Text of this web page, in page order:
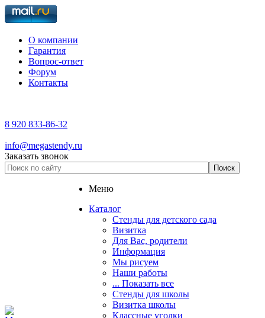
О компании
Гарантия
Вопрос-ответ
Форум
Контакты
8 920 833-86-32
info@megastendy.ru
Заказать звонок
Меню
Каталог
Стенды для детского сада
Визитка
Для Вас, родители
Информация
Мы рисуем
Наши работы
... Показать все
Стенды для школы
Визитка школы
Классные уголки